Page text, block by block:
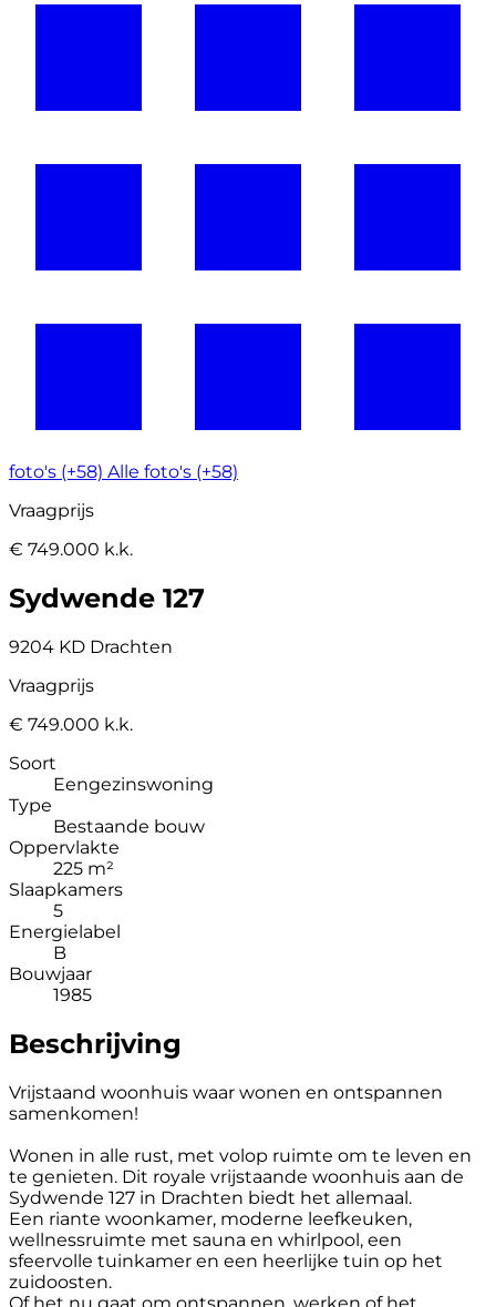
foto's (+58) Alle foto's (+58)
Vraagprijs
€ 749.000 k.k.
Sydwende 127
9204 KD Drachten
Vraagprijs
€ 749.000 k.k.
Soort
Eengezinswoning
Type
Bestaande bouw
Oppervlakte
225 m²
Slaapkamers
5
Energielabel
B
Bouwjaar
1985
Beschrijving
Vrijstaand woonhuis waar wonen en ontspannen
samenkomen!
Wonen in alle rust, met volop ruimte om te leven en
te genieten. Dit royale vrijstaande woonhuis aan de
Sydwende 127 in Drachten biedt het allemaal.
Een riante woonkamer, moderne leefkeuken,
wellnessruimte met sauna en whirlpool, een
sfeervolle tuinkamer en een heerlijke tuin op het
zuidoosten.
Of het nu gaat om ontspannen, werken of het